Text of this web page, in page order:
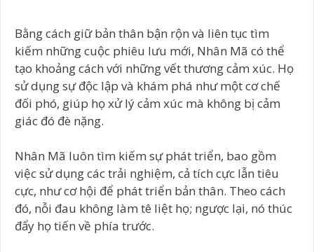
Bằng cách giữ bản thân bận rộn và liên tục tìm
kiếm những cuộc phiêu lưu mới, Nhân Mã có thể
tạo khoảng cách với những vết thương cảm xúc. Họ
sử dụng sự độc lập và khám phá như một cơ chế
đối phó, giúp họ xử lý cảm xúc mà không bị cảm
giác đó đè nặng.
Nhân Mã luôn tìm kiếm sự phát triển, bao gồm
việc sử dụng các trải nghiệm, cả tích cực lẫn tiêu
cực, như cơ hội để phát triển bản thân. Theo cách
đó, nỗi đau không làm tê liệt họ; ngược lại, nó thúc
đẩy họ tiến về phía trước.